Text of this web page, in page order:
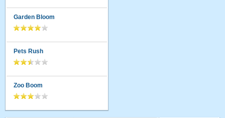
Garden Bloom
Pets Rush
Zoo Boom